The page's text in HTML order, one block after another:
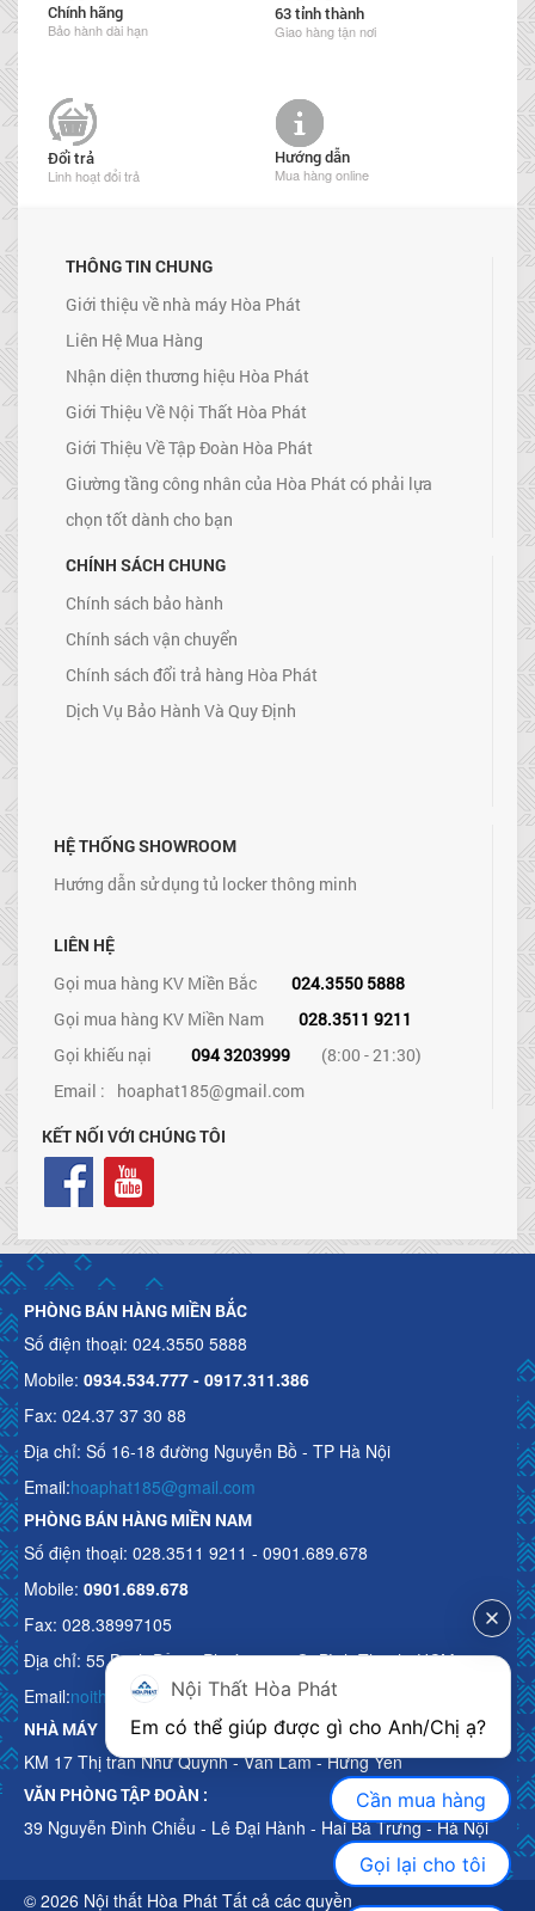
Chính hãng
Bảo hành dài hạn
63 tỉnh thành
Giao hàng tận nơi
Đổi trả
Linh hoạt đổi trả
Hướng dẫn
Mua hàng online
THÔNG TIN CHUNG
Giới thiệu về nhà máy Hòa Phát
Liên Hệ Mua Hàng
Nhận diện thương hiệu Hòa Phát
Giới Thiệu Về Nội Thất Hòa Phát
Giới Thiệu Về Tập Đoàn Hòa Phát
Giường tầng công nhân của Hòa Phát có phải lựa
chọn tốt dành cho bạn
CHÍNH SÁCH CHUNG
Chính sách bảo hành
Chính sách vận chuyển
Chính sách đổi trả hàng Hòa Phát
Dịch Vụ Bảo Hành Và Quy Định
HỆ THỐNG SHOWROOM
Hướng dẫn sử dụng tủ locker thông minh
LIÊN HỆ
Gọi mua hàng KV Miền Bắc
024.3550 5888
Gọi mua hàng KV Miền Nam
028.3511 9211
Gọi khiếu nại
094 3203999
(8:00 - 21:30)
Email : hoaphat185@gmail.com
KẾT NỐI VỚI CHÚNG TÔI
PHÒNG BÁN HÀNG MIỀN BẮC
Số điện thoại: 024.3550 5888
Mobile: 0934.534.777 - 0917.311.386
Fax: 024.37 37 30 88
Địa chỉ: Số 16-18 đường Nguyễn Bồ - TP Hà Nội
Email:hoaphat185@gmail.com
PHÒNG BÁN HÀNG MIỀN NAM
Số điện thoại: 028.3511 9211 - 0901.689.678
Mobile: 0901.689.678
Fax: 028.38997105
Địa chỉ: 55 Bạch Đằng, Phường 15, Q. Bình Thạnh, HCM
Email:noithathoaphattot@gmail.com
NHÀ MÁY
KM 17 Thị trấn Như Quỳnh - Văn Lâm - Hưng Yên
VĂN PHÒNG TẬP ĐOÀN :
39 Nguyễn Đình Chiểu - Lê Đại Hành - Hai Bà Trưng - Hà Nội
© 2026 Nội thất Hòa Phát Tất cả các quyền
Nội Thất Hòa Phát
Cần mua hàng
Gọi lại cho tôi